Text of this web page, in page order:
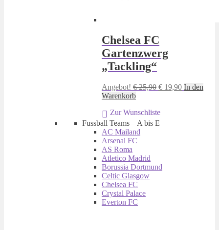
Chelsea FC
Gartenzwerg
„Tackling“
Angebot! €25,90 Ursprünglicher
€ 25,90
€ 19,90Aktueller
In den
Warenkorb
Zur Wunschliste
Fussball Teams – A bis E
AC Mailand
Arsenal FC
AS Roma
Atletico Madrid
Borussia Dortmund
Celtic Glasgow
Chelsea FC
Crystal Palace
Everton FC